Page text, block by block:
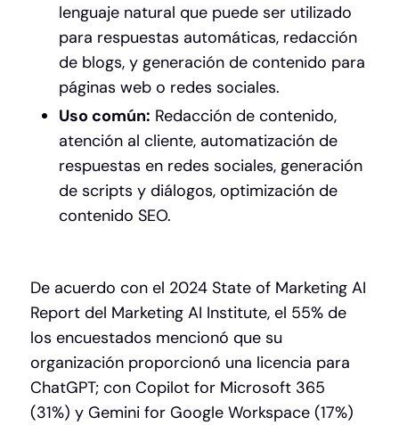
lenguaje natural que puede ser utilizado
para respuestas automáticas, redacción
de blogs, y generación de contenido para
páginas web o redes sociales.
Uso común: Redacción de contenido,
atención al cliente, automatización de
respuestas en redes sociales, generación
de scripts y diálogos, optimización de
contenido SEO.
De acuerdo con el 2024 State of Marketing AI
Report del Marketing AI Institute, el 55% de
los encuestados mencionó que su
organización proporcionó una licencia para
ChatGPT; con Copilot for Microsoft 365
(31%) y Gemini for Google Workspace (17%)